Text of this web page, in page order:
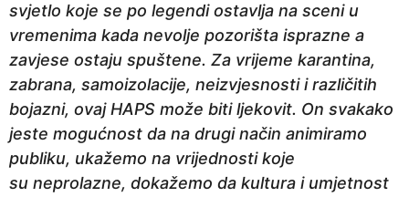
svjetlo koje se po legendi ostavlja na sceni u
vremenima kada nevolje pozorišta isprazne a
zavjese ostaju spuštene. Za vrijeme karantina,
zabrana, samoizolacije, neizvjesnosti i različitih
bojazni, ovaj HAPS može biti ljekovit. On svakako
jeste mogućnost da na drugi način animiramo
publiku, ukažemo na vrijednosti koje
su neprolazne, dokažemo da kultura i umjetnost